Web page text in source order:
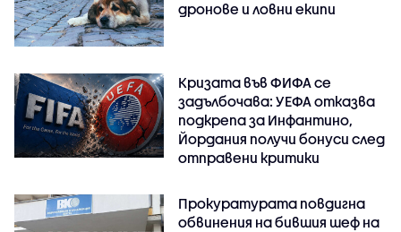
дронове и ловни екипи
Кризата във ФИФА се
задълбочава: УЕФА отказва
подкрепа за Инфантино,
Йордания получи бонуси след
отправени критики
Прокуратурата повдигна
обвинения на бившия шеф на